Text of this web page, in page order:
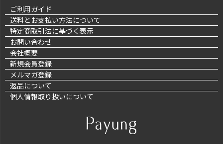
ご利用ガイド
送料とお支払い方法について
特定商取引法に基づく表示
お問い合わせ
会社概要
新規会員登録
メルマガ登録
返品について
個人情報取り扱いについて